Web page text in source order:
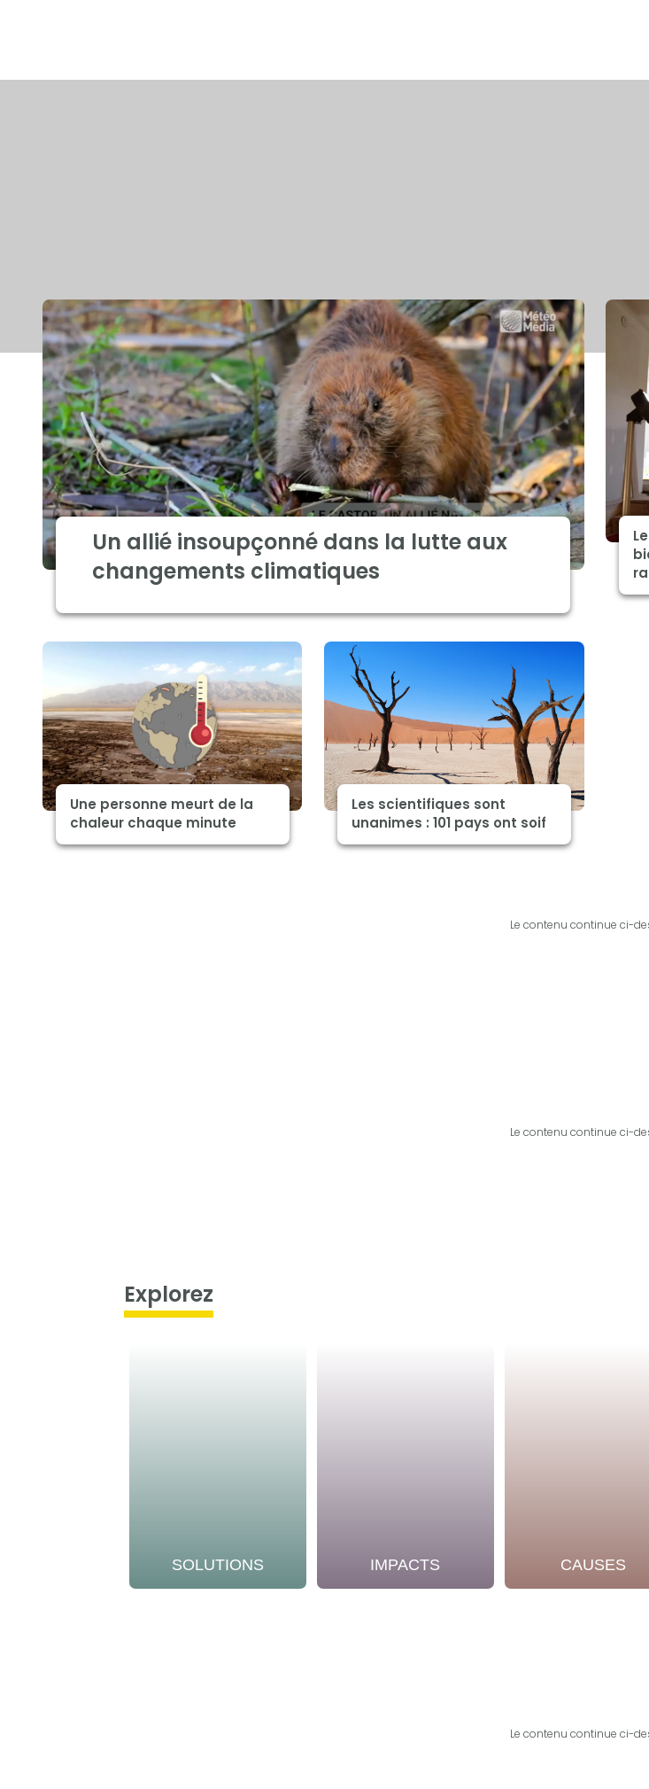
Un allié insoupçonné dans la lutte aux
changements climatiques
Une personne meurt de la
chaleur chaque minute
Les scientifiques sont
unanimes : 101 pays ont soif
Le contenu continue ci-
Le contenu continue ci-
Explorez
SOLUTIONS IMPACTS CAUSES
Le contenu continue ci-